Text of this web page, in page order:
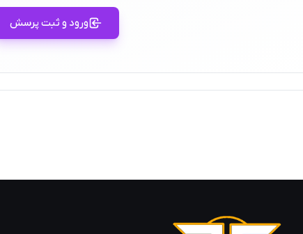
ورود و ثبت پرسش